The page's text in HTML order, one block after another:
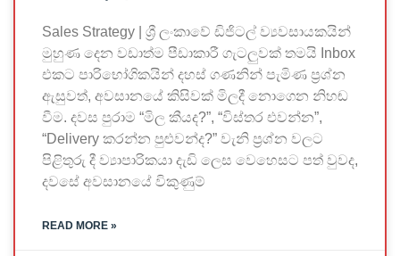
Sales Strategy | ශ්‍රී ලංකාවේ ඩිජිටල් ව්‍යවසායකයින්
මුහුණ දෙන වඩාත්ම පීඩාකාරී ගැටලුවක් තමයි Inbox
එකට පාරිභෝගිකයින් දහස් ගණනින් පැමිණ ප්‍රශ්න
ඇසුවත්, අවසානයේ කිසිවක් මිලදී නොගෙන නිහඬ
වීම. දවස පුරාම “මිල කීයද?”, “විස්තර එවන්න”,
“Delivery කරන්න පුළුවන්ද?” වැනි ප්‍රශ්න වලට
පිළිතුරු දී ව්‍යාපාරිකයා දැඩි ලෙස වෙහෙසට පත් වුවද,
දවසේ අවසානයේ විකුණුම්
READ MORE »